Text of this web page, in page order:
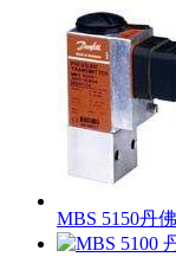
MBS 5150丹